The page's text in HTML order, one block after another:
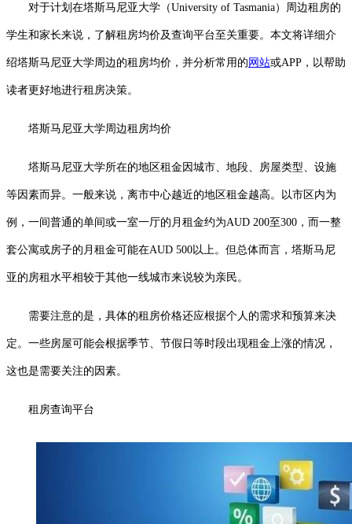
对于计划在塔斯马尼亚大学（University of Tasmania）周边租房的
学生和家长来说，了解租房均价及查询平台至关重要。本文将详细介
绍塔斯马尼亚大学周边的租房均价，并分析常用的 网站或APP，以帮助
读者更好地进行租房决策。
塔斯马尼亚大学周边租房均价
塔斯马尼亚大学所在的地区租金因城市、地段、房屋类型、设施
等因素而异。一般来说，离市中心越近的地区租金越高。以市区内为
例，一间普通的单间或一室一厅的月租金约为AUD 200至300，而一整
套公寓或房子的月租金可能在AUD 500以上。但总体而言，塔斯马尼
亚的房租水平相较于其他一线城市来说较为亲民。
需要注意的是，具体的租房价格还应根据个人的需求和预算来决
定。一些房屋可能会根据季节、节假日等时段出现租金上涨的情况，
这也是需要关注的因素。
租房查询平台